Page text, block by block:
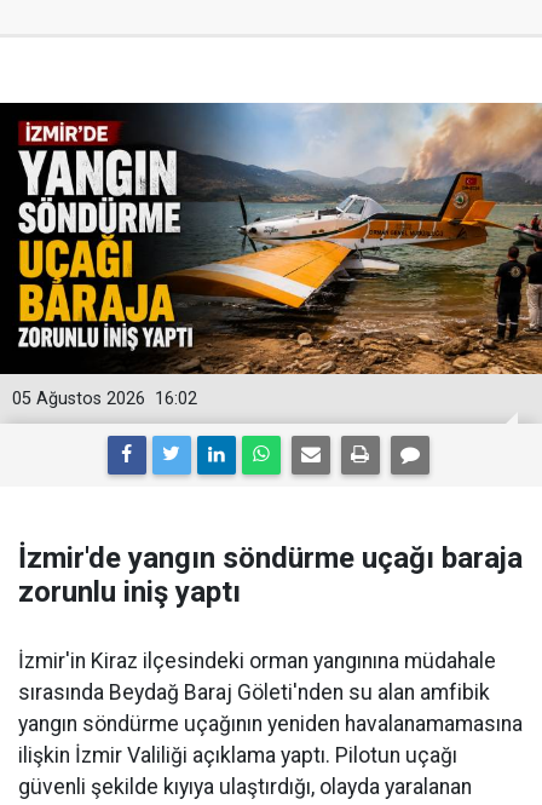
16:02
05 Ağustos 2026
İzmir'de yangın söndürme uçağı baraja
zorunlu iniş yaptı
İzmir'in Kiraz ilçesindeki orman yangınına müdahale
sırasında Beydağ Baraj Göleti'nden su alan amfibik
yangın söndürme uçağının yeniden havalanamamasına
ilişkin İzmir Valiliği açıklama yaptı. Pilotun uçağı
güvenli şekilde kıyıya ulaştırdığı, olayda yaralanan